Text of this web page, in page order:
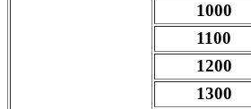
1000
1100
1200
1300